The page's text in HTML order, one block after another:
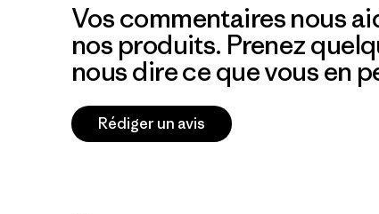
Vos commentaires nous
nos produits. Prenez
nous dire ce que vous en
Rédiger un avis